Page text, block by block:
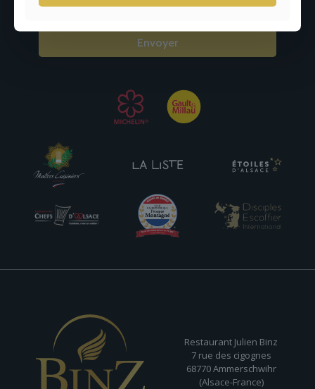
Restaurant Julien Binz
7 rue des cigognes
68770 Ammerschwihr
(Alsace-France)